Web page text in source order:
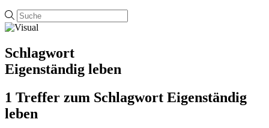
Schlagwort
Eigenständig leben
1 Treffer zum Schlagwort Eigenständig
leben